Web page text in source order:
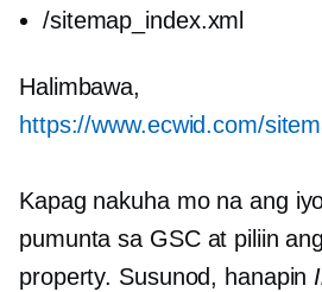
/sitemap_index.xml
Halimbawa,
https://www.ecwid.com/
Kapag nakuha mo na ang
pumunta sa GSC at piliin
property. Susunod, hanapin